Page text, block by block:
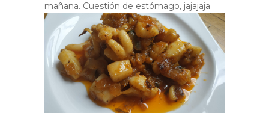
mañana. Cuestión de estómago, jajajaja